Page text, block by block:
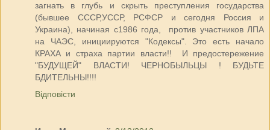
загнать в глубь и скрыть преступления государства
(бывшее СССР,УССР, РСФСР и сегодня Россия и
Украина), начиная с1986 года, против участников ЛПА
на ЧАЭС, инициируются "Кодексы". Это есть начало
КРАХА и страха партии власти!! И предостережение
"БУДУЩЕЙ" ВЛАСТИ! ЧЕРНОБЫЛЬЦЫ ! БУДЬТЕ
БДИТЕЛЬНЫ!!!!
Відповісти